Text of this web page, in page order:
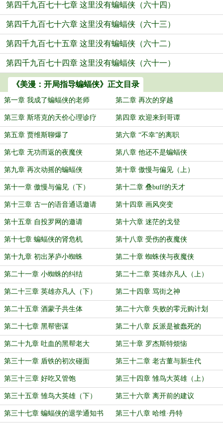
第四千九百七十七章 这里没有蝙蝠侠（六十四）
第四千九百七十六章 这里没有蝙蝠侠（六十三）
第四千九百七十五章 这里没有蝙蝠侠（六十二）
第四千九百七十四章 这里没有蝙蝠侠（六十一）
《美漫：开局指导蝙蝠侠》正文目录
第一章 我成了蝙蝠侠的老师 第二章 再次的穿越
第三章 斯塔克的天价心理诊疗 第四章 欢迎来到哥谭
第五章 贾维斯聊爆了 第六章 “不幸”的离职
第七章 无功而返的夜魔侠 第八章 他还不是蝙蝠侠
第九章 再次动摇的蝙蝠侠 第十章 傲慢与偏见（上）
第十一章 傲慢与偏见（下） 第十二章 叠buff的天才
第十三章 古一的语音通话邀请 第十四章 画风突变
第十五章 自投罗网的邀请 第十六章 迷茫的戈登
第十七章 蝙蝠侠的肾危机 第十八章 受伤的夜魔侠
第十九章 初出茅庐小蜘蛛 第二十章 蜘蛛侠与夜魔侠
第二十一章 小蜘蛛的纠结 第二十二章 英雄亦凡人（上）
第二十三章 英雄亦凡人（下） 第二十四章 骂街之神
第二十五章 酒蒙子共生体 第二十六章 失败的零元购计划
第二十七章 黑帮密谋 第二十八章 反派是被蠢死的
第二十九章 吐血的黑帮老大 第三十章 罗杰斯特烦恼
第三十一章 盾铁的初次碰面 第三十二章 老古董与新生代
第三十三章 好吃又管饱 第三十四章 雏鸟大英雄（上）
第三十五章 雏鸟大英雄（下） 第三十六章 离开前的建议
第三十七章 蝙蝠侠的退学通知书 第三十八章 哈维·丹特